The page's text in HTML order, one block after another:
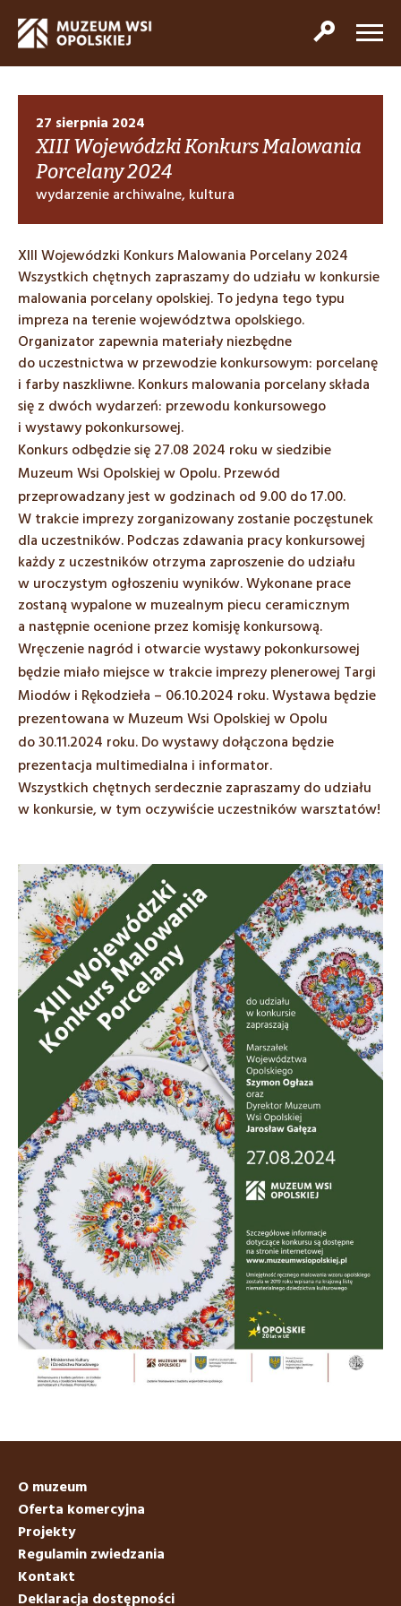
27 sierpnia 2024
XIII Wojewódzki Konkurs Malowania
Porcelany 2024
wydarzenie archiwalne, kultura
XIII Wojewódzki Konkurs Malowania Porcelany 2024
Wszystkich chętnych zapraszamy do udziału w konkursie
malowania porcelany opolskiej. To jedyna tego typu
impreza na terenie województwa opolskiego.
Organizator zapewnia materiały niezbędne
do uczestnictwa w przewodzie konkursowym: porcelanę
i farby naszkliwne. Konkurs malowania porcelany składa
się z dwóch wydarzeń: przewodu konkursowego
i wystawy pokonkursowej.
Konkurs odbędzie się 27.08 2024 roku w siedzibie
Muzeum Wsi Opolskiej w Opolu. Przewód
przeprowadzany jest w godzinach od 9.00 do 17.00.
W trakcie imprezy zorganizowany zostanie poczęstunek
dla uczestników. Podczas zdawania pracy konkursowej
każdy z uczestników otrzyma zaproszenie do udziału
w uroczystym ogłoszeniu wyników. Wykonane prace
zostaną wypalone w muzealnym piecu ceramicznym
a następnie ocenione przez komisję konkursową.
Wręczenie nagród i otwarcie wystawy pokonkursowej
będzie miało miejsce w trakcie imprezy plenerowej Targi
Miodów i Rękodzieła – 06.10.2024 roku. Wystawa będzie
prezentowana w Muzeum Wsi Opolskiej w Opolu
do 30.11.2024 roku. Do wystawy dołączona będzie
prezentacja multimedialna i informator.
Wszystkich chętnych serdecznie zapraszamy do udziału
w konkursie, w tym oczywiście uczestników warsztatów!
O muzeum
Oferta komercyjna
Projekty
Regulamin zwiedzania
Kontakt
Deklaracja dostępności